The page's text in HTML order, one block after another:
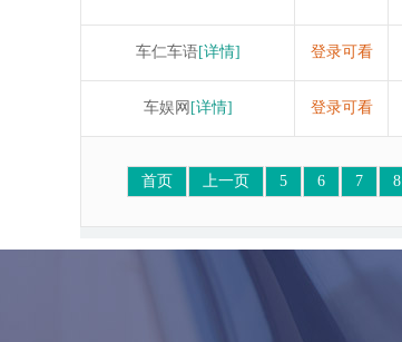
车仁车语[详情] 登录可看
车娱网 [详情] 登录可看
首页 上一页 5 6 7 8